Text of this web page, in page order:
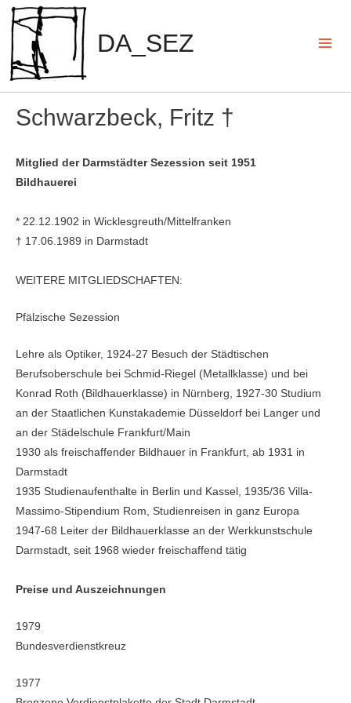
Zum
Inhalt
springen
DA_SEZ
Schwarzbeck, Fritz †
Mitglied der Darmstädter Sezession seit 1951
Bildhauerei
* 22.12.1902 in Wicklesgreuth/Mittelfranken
† 17.06.1989 in Darmstadt
WEITERE MITGLIEDSCHAFTEN:
Pfälzische Sezession
Lehre als Optiker, 1924-27 Besuch der Städtischen
Berufsoberschule bei Schmid-Riegel (Metallklasse) und bei
Konrad Roth (Bildhauer­klasse) in Nürnberg, 1927-30 Studium
an der Staatlichen Kunstakademie Düsseldorf bei Langer und
an der Städelschule Frankfurt/Main
1930 als freischaffender Bildhauer in Frankfurt, ab 1931 in
Darmstadt
1935 Studienaufenthalte in Berlin und Kassel, 1935/36 Villa-
Massimo-Stipendium Rom, Studienreisen in ganz Europa
1947-68 Leiter der Bildhauerklasse an der Werkkunstschu­le
Darmstadt, seit 1968 wieder freischaffend tä­tig
Preise und Auszeichnungen
1979
Bundesverdienstkreuz
1977